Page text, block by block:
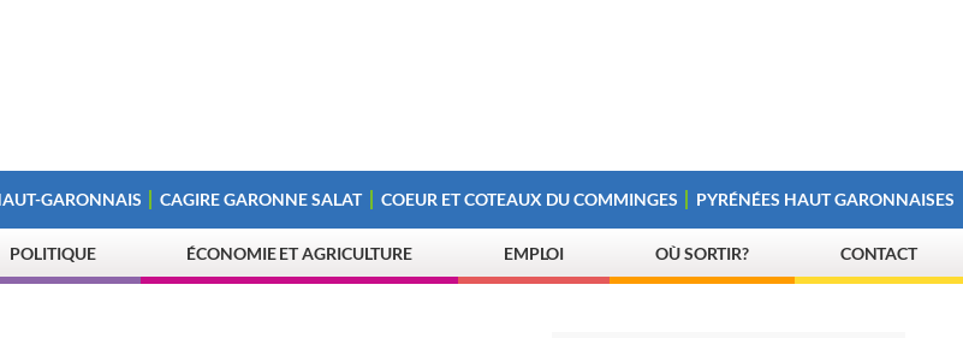
GARONNAIS CAGIRE GARONNE SALAT COEUR ET COTEAUX DU COMMINGES PYRÉNÉES HAUT GARONNAISES
POLITIQUE ÉCONOMIE ET AGRICULTURE EMPLOI OÙ SORTIR? CONTACT